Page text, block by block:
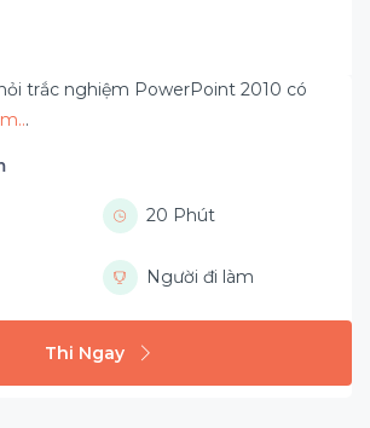
trắc nghiệm PowerPoint 2010 có
.
20 Phút
Người đi làm
Thi Ngay